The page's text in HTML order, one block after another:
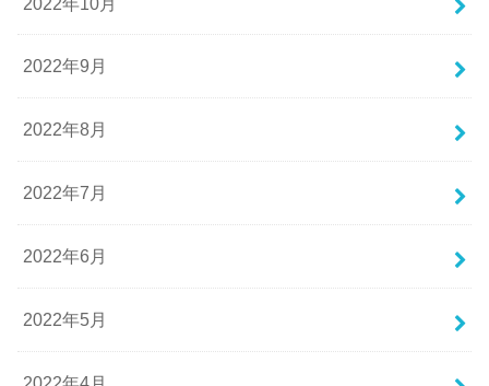
2022年9月
2022年8月
2022年7月
2022年6月
2022年5月